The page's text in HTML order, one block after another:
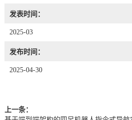
发表时间：
2025-03
发布时间：
2025-04-30
上一条：